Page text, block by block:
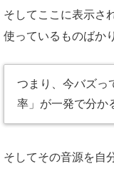
そしてここに表示さ
使っているものばか
つまり、今バズっ
率」が一発で分か
そしてその音源を自